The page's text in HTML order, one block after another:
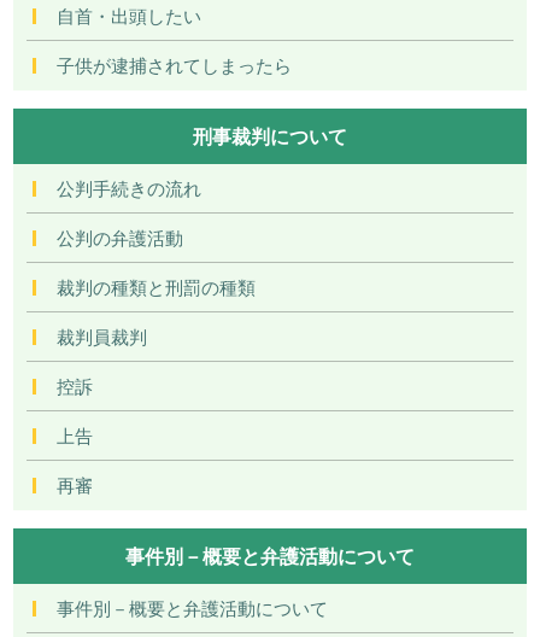
自首・出頭したい
子供が逮捕されてしまったら
刑事裁判について
公判手続きの流れ
公判の弁護活動
裁判の種類と刑罰の種類
裁判員裁判
控訴
上告
再審
事件別－概要と弁護活動について
事件別－概要と弁護活動について